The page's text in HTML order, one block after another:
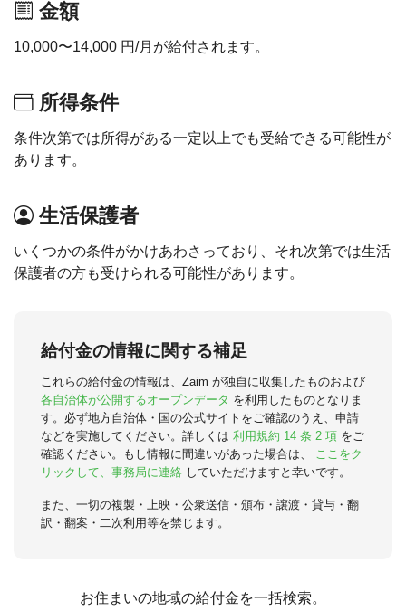
金額
10,000〜14,000 円/月が給付されます。
所得条件
条件次第では所得がある一定以上でも受給できる可能性が
あります。
生活保護者
いくつかの条件がかけあわさっており、それ次第では生活
保護者の方も受けられる可能性があります。
給付金の情報に関する補足
これらの給付金の情報は、Zaim が独自に収集したものおよび
各自治体が公開するオープンデータ を利用したものとなりま
す。必ず地方自治体・国の公式サイトをご確認のうえ、申請
などを実施してください。詳しくは 利用規約 14 条 2 項 をご
確認ください。もし情報に間違いがあった場合は、
ここをク
リックして、事務局に連絡 していただけますと幸いです。
また、一切の複製・上映・公衆送信・頒布・譲渡・貸与・翻
訳・翻案・二次利用等を禁じます。
お住まいの地域の給付金を一括検索。